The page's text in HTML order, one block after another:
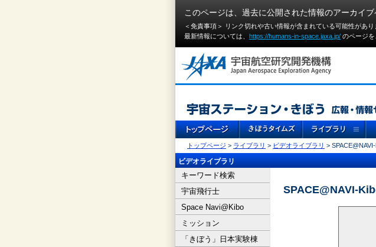
このページは、過去に公開された情報のアーカイブ
＜免責事項＞ リンク切れや古い情報が含まれている可能性があ
最新情報については、 https://humans-in-space.jaxa.jp/ のページを
トップページ > ライブラリ > ビデオライブラリ >
ビデオライブラリ
キーワード検索
宇宙飛行士
Space Navi@Kibo
ミッション
「きぼう」日本実験棟
SPACE@NAVI-